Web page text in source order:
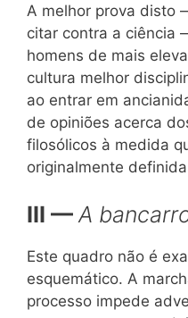
A melhor prova disto
citar contra a ciência
homens de mais
cultura melhor
ao entrar em
de opiniões acerca
filosólicos à medida
originalmente
III —A
Este quadro não é
esquemático. A
processo impede